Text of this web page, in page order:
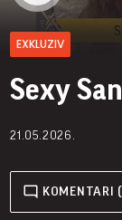
EXKLUZIV
Sexy
21.05.2026.
KOMENTARI